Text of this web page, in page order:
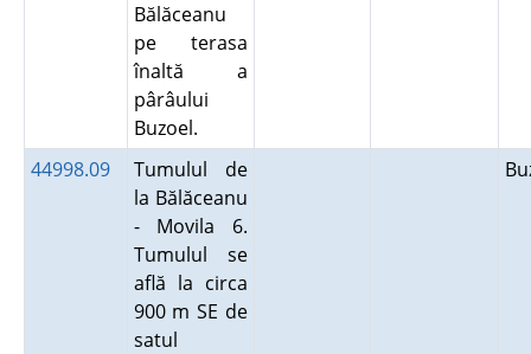
Bălăceanu
pe terasa
înaltă a
pârâului
Buzoel.
44998.09
Tumulul de
la Bălăceanu
- Movila 6.
Tumulul se
află la circa
900 m SE de
satul